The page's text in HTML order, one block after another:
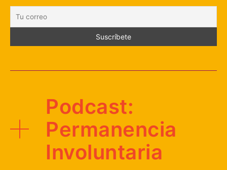
Podcast:
Permanencia
Involuntaria